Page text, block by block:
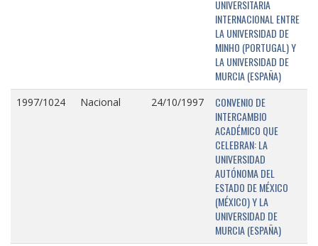
UNIVERSITARIA
INTERNACIONAL ENTRE
LA UNIVERSIDAD DE
MINHO (PORTUGAL) Y
LA UNIVERSIDAD DE
MURCIA (ESPAÑA)
1997/1024 Nacional 24/10/1997
CONVENIO DE
INTERCAMBIO
ACADÉMICO QUE
CELEBRAN: LA
UNIVERSIDAD
AUTÓNOMA DEL
ESTADO DE MÉXICO
(MÉXICO) Y LA
UNIVERSIDAD DE
MURCIA (ESPAÑA)